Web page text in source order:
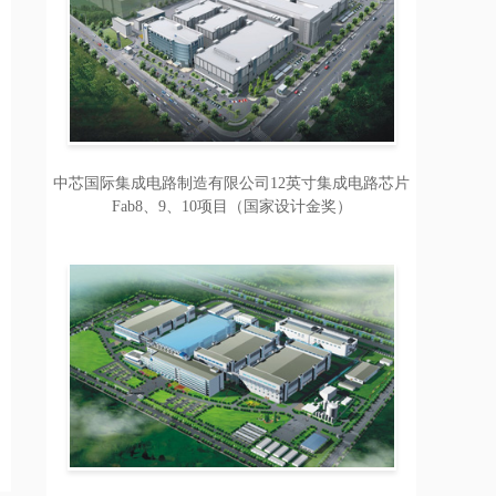
中芯国际集成电路制造有限公司12英寸集成电路芯片
Fab8、9、10项目（国家设计金奖）